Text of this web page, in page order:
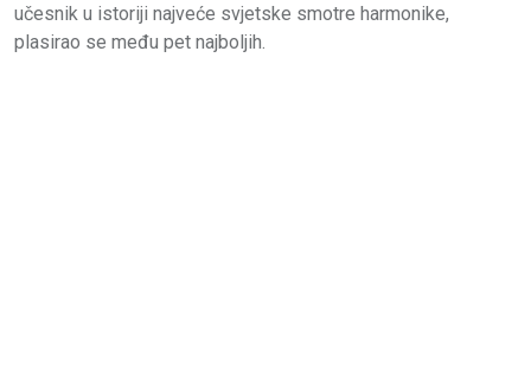
učesnik u istoriji najveće svjetske smotre harmonike,
plasirao se među pet najboljih.